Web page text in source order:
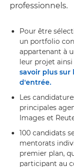
professionnels.
Pour être
un portfolio
appartenant à
leur projet
savoir plus
d'entrée.
Les
principales
Images et
100 candidats
mentorats
premier plan,
participant au